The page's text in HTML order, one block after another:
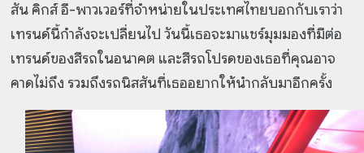
สัน คิกส์ อี-พาวเวอร์ที่จำหน่ายในประเทศไทยบอกกับเราว่า
เทรนด์นี้กำลังจะเปลี่ยนไป วันนี้เธอจะมาแชร์มุมมองที่มีต่อ
เทรนด์ของสีรถในอนาคต และสีรถโปรดของเธอที่คุณอาจ
คาดไม่ถึง รวมถึงรถนิสสันที่เธออยากให้นำกลับมาอีกครั้ง